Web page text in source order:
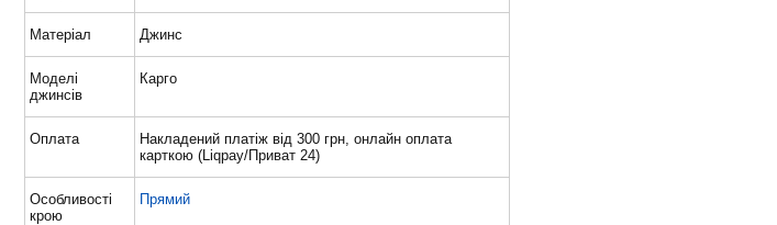
Матеріал Джинс
Моделі
джинсів
Карго
Оплата
Накладений платіж від 300 грн, онлайн оплата
карткою (Liqpay/Приват 24)
Особливості
крою
Прямий